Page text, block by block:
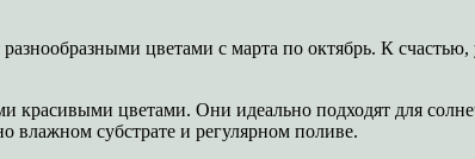
цветами с марта по октябрь. К
цветами. Они идеально подходят для
влажном субстрате и регулярном поливе.